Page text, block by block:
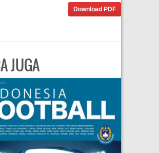
Download PDF
JUGA